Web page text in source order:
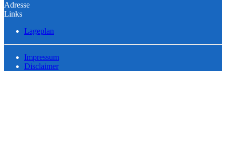
Adresse
Links
Lageplan
Impressum
Disclaimer